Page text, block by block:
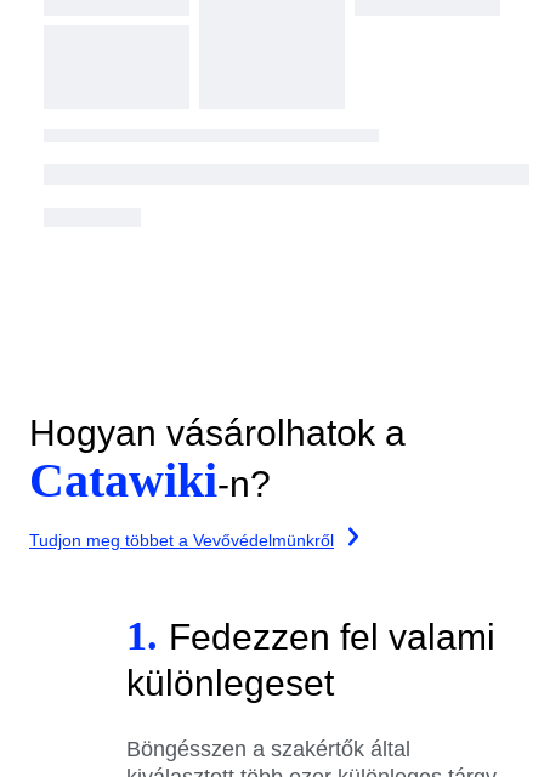
Hogyan vásárolhatok a
Catawiki-n?
Tudjon meg többet a Vevővédelmünkről
1. Fedezzen fel valami
különlegeset
Böngésszen a szakértők által